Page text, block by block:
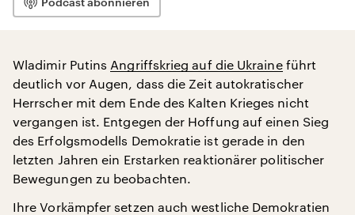
Wladimir Putins Angriffskrieg auf die Ukraineführt
deutlich vor Augen, dass die Zeit autokratischer
Herrscher mit dem Ende des Kalten Krieges nicht
vergangen ist. Entgegen der Hoffung auf einen Sieg
des Erfolgsmodells Demokratie ist gerade in den
letzten Jahren ein Erstarken reaktionärer politischer
Bewegungen zu beobachten.
Ihre Vorkämpfer setzen auch westliche Demokratien